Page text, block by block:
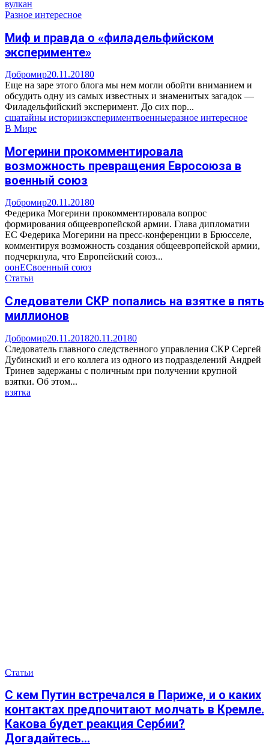
вулкан
Разное интересное
Миф и правда о «филадельфийском
эксперименте»
Добромир20.11.20180
Еще на заре этого блога мы нем могли обойти вниманием и
обсудить одну из самых известных и знаменитых загадок —
Филадельфийский эксперимент. До сих пор...
сшатайны историиэкспериментвоенныеразное интересное
В Мире
Могерини прокомментировала
возможность превращения Евросоюза в
военный союз
Добромир20.11.20180
Федерика Могерини прокомментировала вопрос
формирования общеевропейской армии. Глава дипломатии
ЕС Федерика Могерини на пресс-конференции в Брюсселе,
комментируя возможность создания общеевропейской армии,
подчеркнула, что Европейский союз...
оонЕСвоенный союз
Статьи
Следователи СКР попались на взятке в пять
миллионов
Добромир20.11.201820.11.20180
Следователь главного следственного управления СКР Сергей
Дубинский и его коллега из одного из подразделений Андрей
Тринев задержаны с поличным при получении крупной
взятки. Об этом...
взятка
Статьи
С кем Путин встречался в Париже, и о каких
контактах предпочитают молчать в Кремле.
Какова будет реакция Сербии?
Догадайтесь…